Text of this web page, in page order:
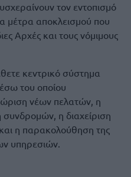
τον εντοπισμό
μέτρα αποκλεισμού που
Αρχές και τους νόμιμους
κεντρικό σύστημα
του οποίου
νέων πελατών, η
η διαχείριση
η παρακολούθηση της
υπηρεσιών.